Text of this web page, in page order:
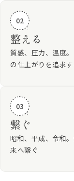
02
整える
質感、圧力、温度
の仕上がりを追求
03
繋ぐ
昭和、平成、令和
来へ繋ぐ